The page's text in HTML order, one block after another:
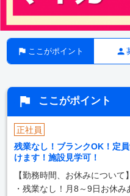
ここがポイント
ここがポイント
正社員
残業なし！ブランクOK！定
けます！施設見学可！
【勤務時間、お休みについて】
・残業なし！月8～9日お休み